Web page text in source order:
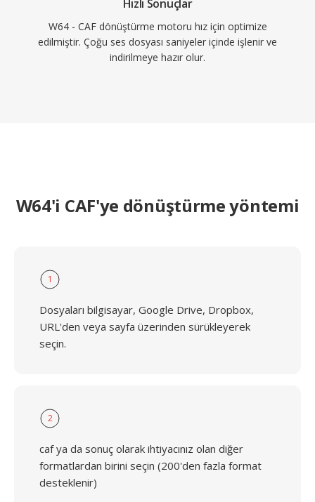
Hızlı Sonuçlar
W64 - CAF dönüştürme motoru hız için optimize
edilmiştir. Çoğu ses dosyası saniyeler içinde işlenir ve
indirilmeye hazır olur.
W64'i CAF'ye dönüştürme yöntemi
1
Dosyaları bilgisayar, Google Drive, Dropbox,
URL'den veya sayfa üzerinden sürükleyerek
seçin.
2
caf ya da sonuç olarak ihtiyacınız olan diğer
formatlardan birini seçin (200'den fazla format
desteklenir)